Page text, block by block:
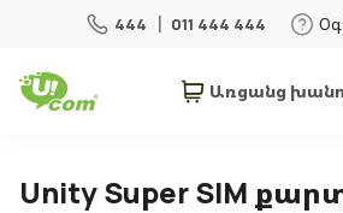
444 011 444 444
Առցանց
Unity Super SIM